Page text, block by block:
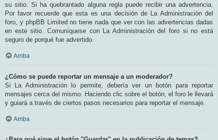
su sitio. Si ha quebrantado alguna regla puede recibir una advertencia.
Por favor recuerde que esta es una decisión de La Administración del
foro, y phpBB Limited no tiene nada que ver con las advertencias dadas
en este sitio. Comuníquese con La Administración del foro si no está
seguro de porqué fue advertido.
Arriba
¿Cómo se puede reportar un mensaje a un moderador?
Si La Administración lo permite, debería ver un botón para reportar
mensajes cerca del mismo. Haciendo clic sobre el botón, el foro le llevará
y guiará a través de ciertos pasos necesarios para reportar el mensaje.
Arriba